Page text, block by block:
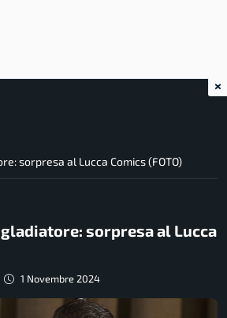
sorpresa al Lucca Comics (FOTO)
sorpresa al Lucca
1 Novembre 2024
×